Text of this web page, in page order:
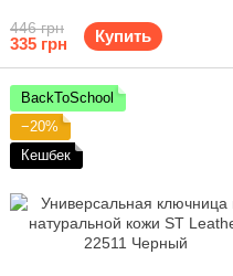
446 грн
335 грн Купить
BackToSchool
−20%
Кешбек